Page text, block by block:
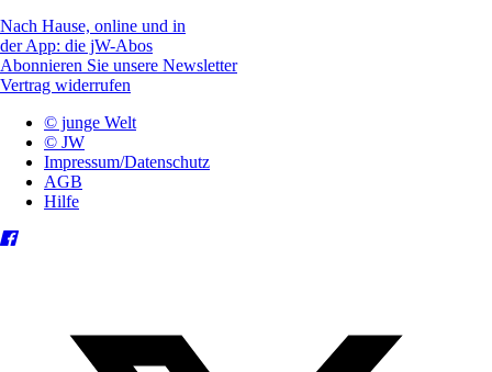
Nach Hause, online und in
der App: die jW-Abos
Abonnieren Sie unsere Newsletter
Vertrag widerrufen
© junge Welt
© JW
Impressum/Datenschutz
AGB
Hilfe